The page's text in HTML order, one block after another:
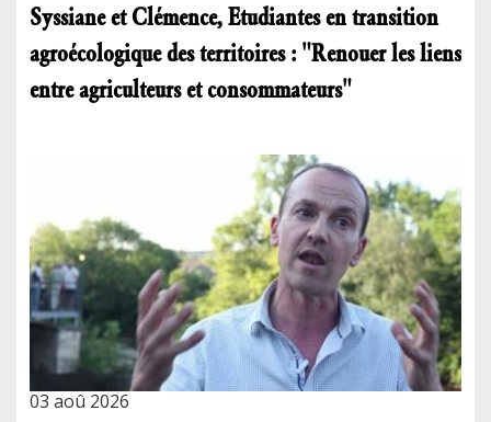
Syssiane et Clémence, Etudiantes en transition
agroécologique des territoires : "Renouer les liens
entre agriculteurs et consommateurs"
03 aoû 2026